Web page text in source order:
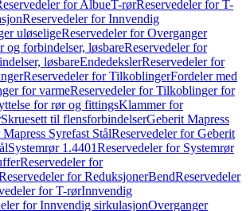
for AlbueT-rørReservedeler for T-
Reservedeler for Innvendig
uløseligeReservedeler for Overganger
og forbindelser, løsbareReservedeler for
løsbareEndedekslerReservedeler for
Reservedeler for TilkoblingerFordeler med
for varmeReservedeler for Tilkoblinger for
for rør og fittingsKlammer for
Skruesett til flensforbindelserGeberit Mapress
Syrefast StålReservedeler for Geberit
Systemrør 1.4401Reservedeler for Systemrør
Reservedeler for
for ReduksjonerBendReservedeler
for T-rørInnvendig
for Innvendig sirkulasjonOverganger